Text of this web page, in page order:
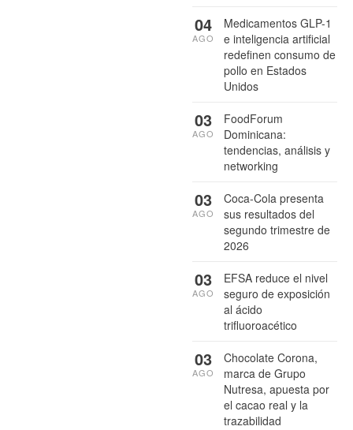
Medicamentos GLP-1
e inteligencia artificial
redefinen consumo de
pollo en Estados
Unidos
04
AGO
FoodForum
Dominicana:
tendencias, análisis y
networking
03
AGO
Coca-Cola presenta
sus resultados del
segundo trimestre de
2026
03
AGO
EFSA reduce el nivel
seguro de exposición
al ácido
trifluoroacético
03
AGO
Chocolate Corona,
marca de Grupo
Nutresa, apuesta por
el cacao real y la
trazabilidad
03
AGO